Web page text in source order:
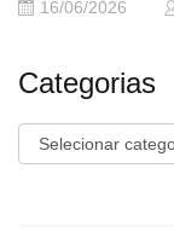
16/06/2026
Categorias
Categorias